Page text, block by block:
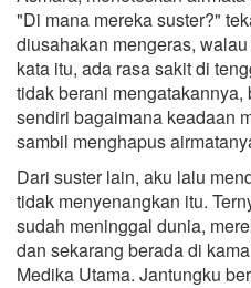
"Di mana mereka suster?"
diusahakan mengeras,
kata itu, ada rasa sakit di
tidak berani
sendiri bagaimana keadaan
sambil menghapus
Dari suster lain, aku lalu
tidak menyenangkan itu.
sudah meninggal dunia,
dan sekarang berada di
Medika Utama. Jantungku